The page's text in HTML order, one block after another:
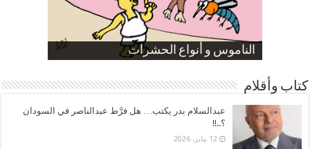
الناموس و أنواع الحشرات
الموظفين بعد ارتفاع الأسعار
ارتفاع نسبة الطلاق في مصر
صورة كاركاتيرية
صورة كاركاتيرية
كتاب وأقلام
عبدالسلام بدر يكتب… هل فرَّط عبدالناصر في السودان
؟..!!
12 يناير، 2026